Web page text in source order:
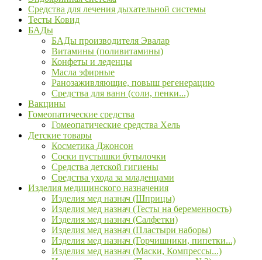
Средства для лечения дыхательной системы
Тесты Ковид
БАДы
БАДы производителя Эвалар
Витамины (поливитамины)
Конфеты и леденцы
Масла эфирные
Ранозаживляющие, повыш регенерацию
Средства для ванн (соли, пенки...)
Вакцины
Гомеопатические средства
Гомеопатические средства Хель
Детские товары
Косметика Джонсон
Соски пустышки бутылочки
Средства детской гигиены
Средства ухода за младенцами
Изделия медицинского назначения
Изделия мед назнач (Шприцы)
Изделия мед назнач (Тесты на беременность)
Изделия мед назнач (Салфетки)
Изделия мед назнач (Пластыри наборы)
Изделия мед назнач (Горчишники, пипетки...)
Изделия мед назнач (Маски, Компрессы...)